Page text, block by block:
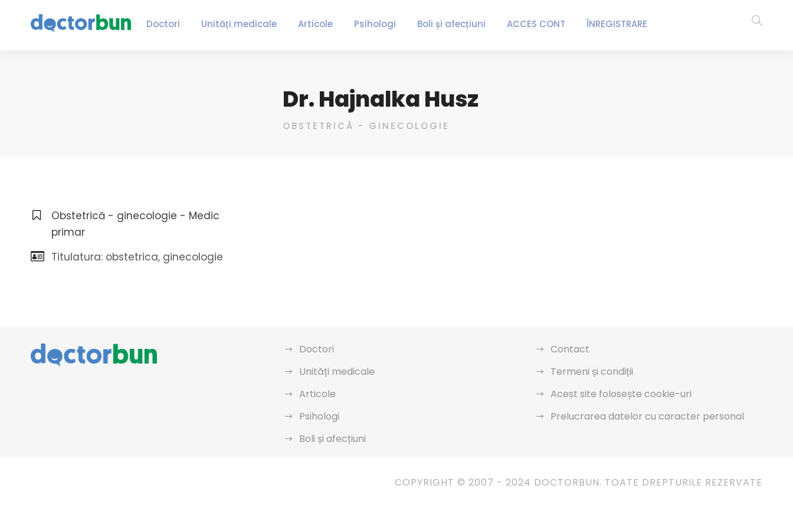
Doctori Unități medicale Articole Psihologi Boli și afecțiuni ACCES CONT ÎNREGISTRARE
Dr. Hajnalka Husz
OBSTETRICĂ - GINECOLOGIE
Obstetrică - ginecologie - Medic
primar
Titulatura: obstetrica, ginecologie
Doctori
Unități medicale
Articole
Psihologi
Boli și afecțiuni
Contact
Termeni și condiții
Acest site folosește cookie-uri
Prelucrarea datelor cu caracter personal
COPYRIGHT © 2007 - 2024 DOCTORBUN. TOATE DREPTURILE REZERVATE